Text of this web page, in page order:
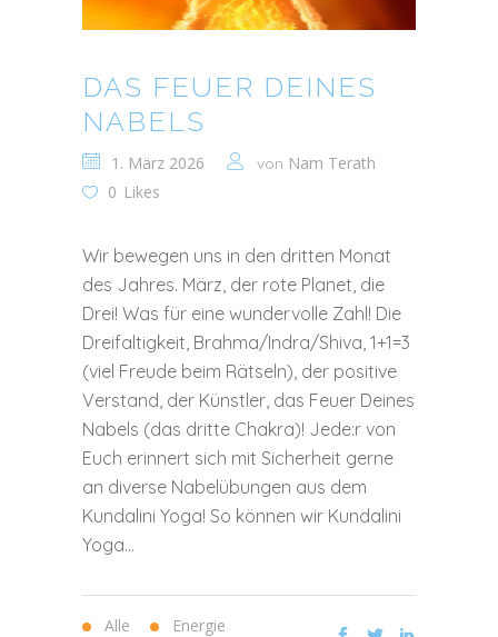
DAS FEUER DEINES
NABELS
1. März 2026 von Nam Terath
0 Likes
Wir bewegen uns in den dritten Monat
des Jahres. März, der rote Planet, die
Drei! Was für eine wundervolle Zahl! Die
Dreifaltigkeit, Brahma/Indra/Shiva, 1+1=3
(viel Freude beim Rätseln), der positive
Verstand, der Künstler, das Feuer Deines
Nabels (das dritte Chakra)! Jede:r von
Euch erinnert sich mit Sicherheit gerne
an diverse Nabelübungen aus dem
Kundalini Yoga! So können wir Kundalini
Yoga...
Alle
Energie